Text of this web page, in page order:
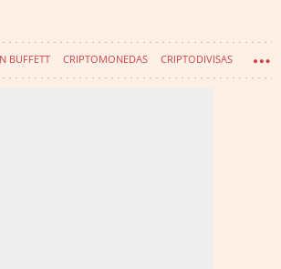
BUFFETT CRIPTOMONEDAS CRIPTODIVISAS